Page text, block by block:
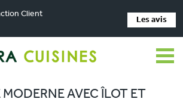
Client
Les avis
magasins de cuisine > Cuisiniste VILLEREAL >
moderne avec îlot et rangements hauts
MODERNE AVEC ÎLOT ET